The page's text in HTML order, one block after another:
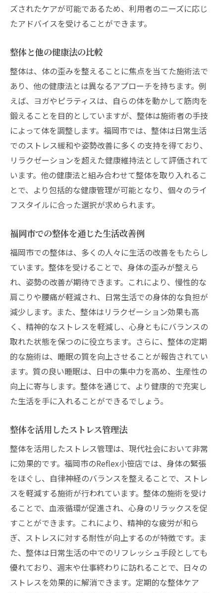
ズされたケアが可能であるため、利用者のニーズに応じ
たアドバイスを受けることができます。
整体と他の健康法の比較
整体は、体の歪みを整えることに焦点を当てた施術法で
あり、他の健康法とは異なるアプローチを持ちます。例
えば、ヨガやピラティスは、自らの体を動かして筋肉を
鍛えることを目的としていますが、整体は施術者の手技
によって体を調整します。福岡市では、整体は日常生活
でのストレス緩和や姿勢改善に多くの支持を得ており、
リラクゼーションを超えた健康維持法として評価されて
います。他の健康法と組み合わせて整体を取り入れるこ
とで、より包括的な健康管理が可能となり、個々のライ
フスタイルに合った選択が求められます。
福岡市での整体を通じた生活改善例
福岡市での整体は、多くの人々に生活の改善をもたらし
ています。整体を受けることで、身体の歪みが整えら
れ、姿勢の改善が期待できます。これにより、慢性的な
肩こりや腰痛が軽減され、日常生活での身体的な負担が
減少します。また、整体はリラクゼーション効果も高
く、精神的なストレスを軽減し、心身ともにバランスの
取れた状態を保つのに役立ちます。さらに、整体の定期
的な施術は、睡眠の質を向上させることが報告されてい
ます。質の良い睡眠は、日中の集中力を高め、生産性の
向上に寄与します。整体を通じて、より健康的で充実し
た生活を手に入れることができるでしょう。
整体を活用したストレス管理法
整体を活用したストレス管理は、現代社会において非常
に効果的です。福岡市のReflex小笹店では、身体の緊張
をほぐし、自律神経のバランスを整えることで、ストレ
スを軽減する施術が行われています。整体の施術を受け
ることで、血液循環が促進され、心身のリラックスを促
すことができます。これにより、精神的な疲労が和ら
ぎ、ストレスに対する耐性が向上するのが特徴です。ま
た、整体は日常生活の中でのリフレッシュ手段としても
優れており、週末や仕事終わりに訪れることで、日々の
ストレスを効果的に解消できます。定期的な整体ケア